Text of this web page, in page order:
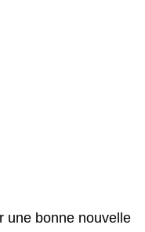
une bonne nouvelle